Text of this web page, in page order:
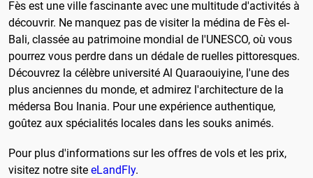
Fès est une ville fascinante avec une multitude d'activités à
découvrir. Ne manquez pas de visiter la médina de Fès el-
Bali, classée au patrimoine mondial de l'UNESCO, où vous
pourrez vous perdre dans un dédale de ruelles pittoresques.
Découvrez la célèbre université Al Quaraouiyine, l'une des
plus anciennes du monde, et admirez l'architecture de la
médersa Bou Inania. Pour une expérience authentique,
goûtez aux spécialités locales dans les souks animés.
Pour plus d'informations sur les offres de vols et les prix,
visitez notre site eLandFly.